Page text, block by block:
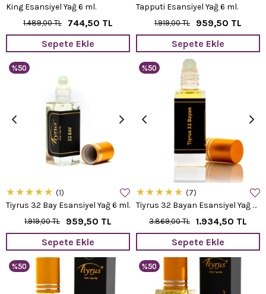
King Esansiyel Yağ 6 ml.
744,50 TL
1.489,00 TL
Sepete Ekle
Tapputi Esansiyel Yağ 6 ml.
959,50 TL
1.919,00 TL
Sepete Ekle
Tiyrus 32 Bay Esansiyel Yağ 6 ml.
★★★★★ 1
959,50 TL
1.919,00 TL
Sepete Ekle
%50
Tiyrus 32 Bayan Esansiyel Yağ 6 ml.
★★★★★ 7
1.934,50 TL
3.869,00 TL
Sepete Ekle
%50
%50 %50